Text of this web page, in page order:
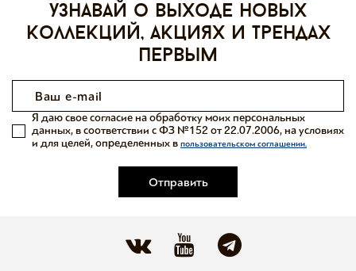
узнавай о выходе новых
коллекций, акциях и трендах
первым
Отправить
Я даю свое согласие на обработку моих персональных
данных, в соответствии с ФЗ №152 от 22.07.2006, на условиях
и для целей, определенных в пользовательском соглашении.